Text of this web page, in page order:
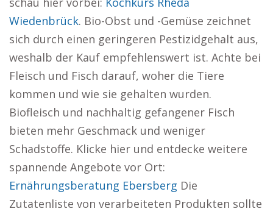
Wiedenbrück. Bio-Obst und -Gemüse zeichnet
sich durch einen geringeren Pestizidgehalt aus,
weshalb der Kauf empfehlenswert ist. Achte bei
Fleisch und Fisch darauf, woher die Tiere
kommen und wie sie gehalten wurden.
Biofleisch und nachhaltig gefangener Fisch
bieten mehr Geschmack und weniger
Schadstoffe. Klicke hier und entdecke weitere
spannende Angebote vor Ort:
Ernährungsberatung Ebersberg Die
Zutatenliste von verarbeiteten Produkten sollte